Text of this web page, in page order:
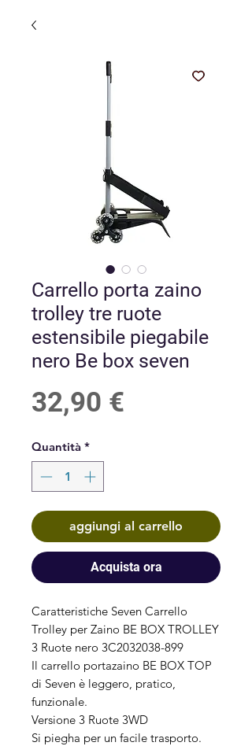
Carrello porta zaino
trolley tre ruote
estensibile piegabile
nero Be box seven
32,90 €
Quantità *
aggiungi al carrello
Acquista ora
Caratteristiche Seven Carrello
Trolley per Zaino BE BOX TROLLEY
3 Ruote nero 3C2032038-899
Il carrello portazaino BE BOX TOP
di Seven è leggero, pratico,
funzionale.
Versione 3 Ruote 3WD
Si piegha per un facile trasporto.